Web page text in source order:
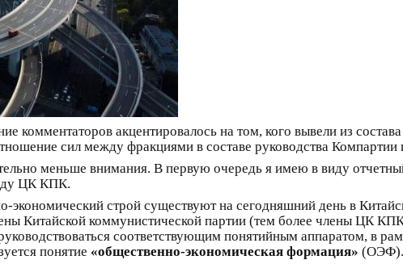
акцентировалось на том, кого вывели из
сил между фракциями в составе руководства Компартии
меньше внимания. В первую очередь я имею в виду
ЦК КПК.
экономический строй существуют на сегодняшний день в
Китайской коммунистической партии (тем более члены ЦК
соответствующим понятийным аппаратом, в
понятие «общественно-экономическая формация» (ОЭФ).